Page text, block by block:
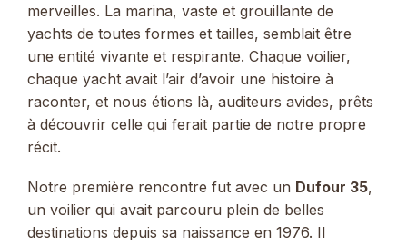
merveilles. La marina, vaste et grouillante de
yachts de toutes formes et tailles, semblait être
une entité vivante et respirante. Chaque voilier,
chaque yacht avait l’air d’avoir une histoire à
raconter, et nous étions là, auditeurs avides, prêts
à découvrir celle qui ferait partie de notre propre
récit.
Notre première rencontre fut avec un Dufour 35,
un voilier qui avait parcouru plein de belles
destinations depuis sa naissance en 1976. Il